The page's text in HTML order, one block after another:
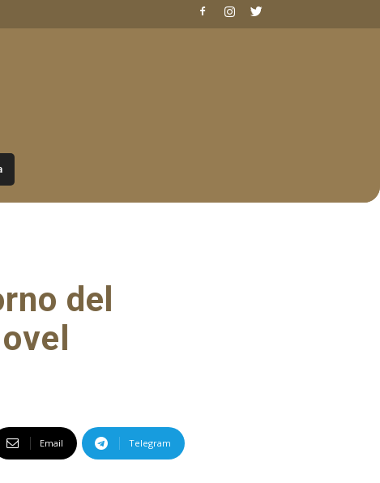
del
Email Telegram